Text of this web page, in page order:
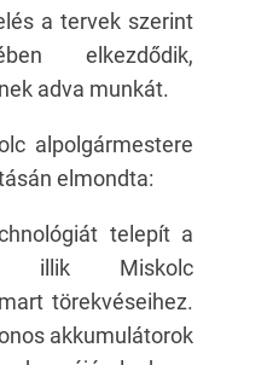
a tervek szerint
elkezdődik,
adva munkát.
alpolgármestere
elmondta:
telepít a
illik Miskolc
törekvéseihez.
akkumulátorok